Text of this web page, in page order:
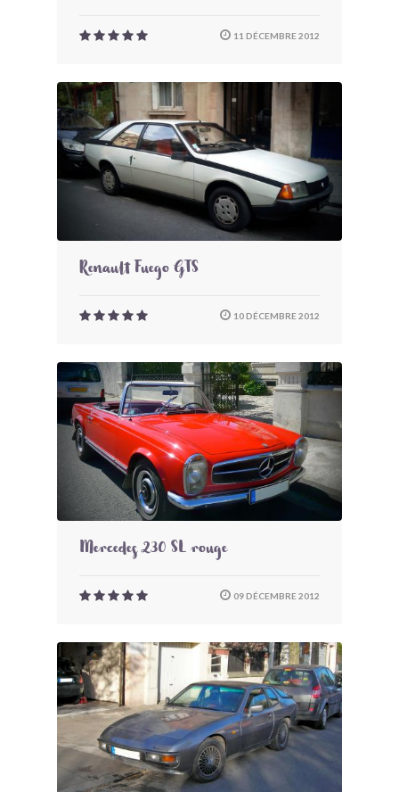
11 DÉCEMBRE 2012
Renault Fuego GTS
10 DÉCEMBRE 2012
Mercedes 230 SL rouge
09 DÉCEMBRE 2012